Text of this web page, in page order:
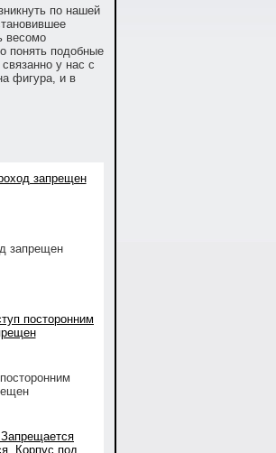
по нашей
весомо
понять подобные
у нас с
фигура, и в
запрещен